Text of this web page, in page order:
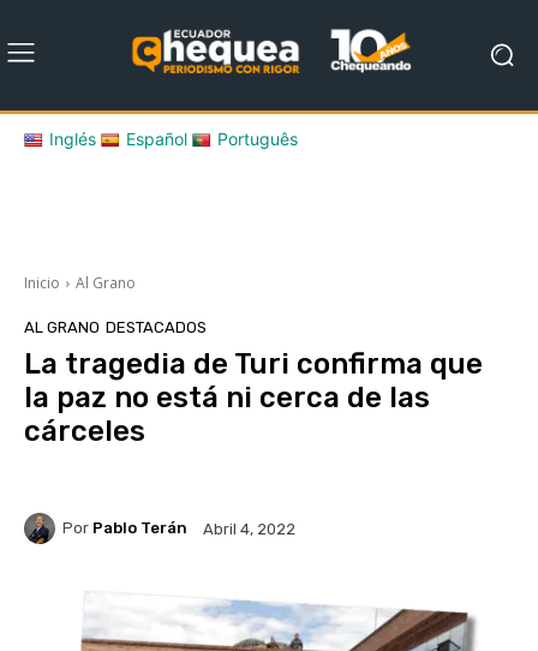
Inglés Español Português
Inicio Al Grano
AL GRANO DESTACADOS
La tragedia de Turi confirma que
la paz no está ni cerca de las
cárceles
Por Pablo Terán Abril 4, 2022